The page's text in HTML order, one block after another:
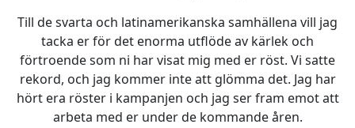
Till de svarta och latinamerikanska samhällena vill jag
tacka er för det enorma utflöde av kärlek och
förtroende som ni har visat mig med er röst. Vi satte
rekord, och jag kommer inte att glömma det. Jag har
hört era röster i kampanjen och jag ser fram emot att
arbeta med er under de kommande åren.